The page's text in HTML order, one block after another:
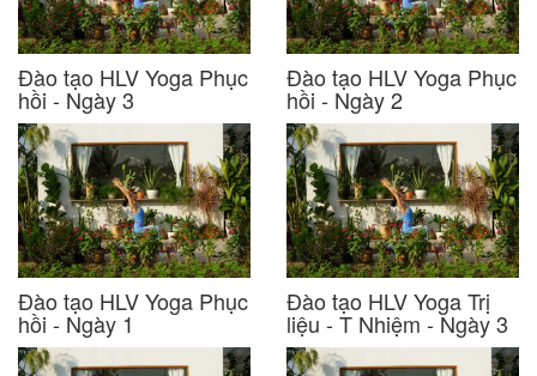
Đào tạo HLV Yoga Phục
hồi - Ngày 3
Đào tạo HLV Yoga Phục
hồi - Ngày 2
Đào tạo HLV Yoga Phục
hồi - Ngày 1
Đào tạo HLV Yoga Trị
liệu - T Nhiệm - Ngày 3